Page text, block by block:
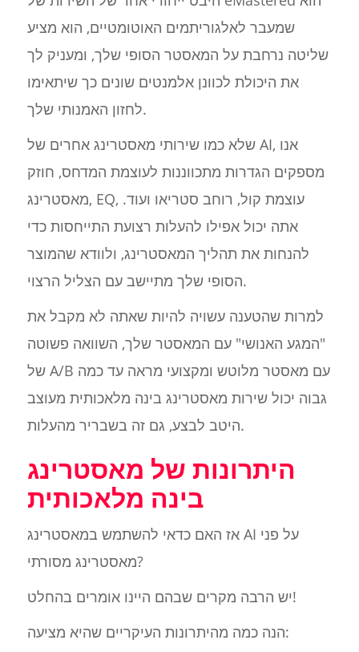
שמעבר לאלגוריתמים האוטומטיים, הוא מציע
שליטה נרחבת על המאסטר הסופי שלך, ומעניק לך
את היכולת לכוונן אלמנטים שונים כך שיתאימו
לחזון האמנותי שלך.
שלא כמו שירותי מאסטרינג אחרים של AI, אנו
מספקים הגדרות מתכווננות לעוצמת המדחס, חוזק
מאסטרינג, EQ, עוצמת קול, רוחב סטריאו ועוד.
אתה יכול אפילו להעלות רצועת התייחסות כדי
להנחות את תהליך המאסטרינג, ולוודא שהמוצר
הסופי שלך מתיישב עם הצליל הרצוי.
למרות שהטענה עשויה להיות שאתה לא מקבל את
"המגע האנושי" עם המאסטר שלך, השוואה פשוטה
של A/B עם מאסטר מלוטש ומקצועי מראה עד כמה
גבוה יכול שירות מאסטרינג בינה מלאכותית מעוצב
היטב לבצע, גם זה בשבריר מהעלות.
היתרונות של מאסטרינג
בינה מלאכותית
אז האם כדאי להשתמש במאסטרינג AI על פני
מאסטרינג מסורתי?
יש הרבה מקרים שבהם היינו אומרים בהחלט!
הנה כמה מהיתרונות העיקריים שהיא מציעה: